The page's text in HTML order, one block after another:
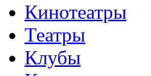
Кинотеатры
Театры
Клубы